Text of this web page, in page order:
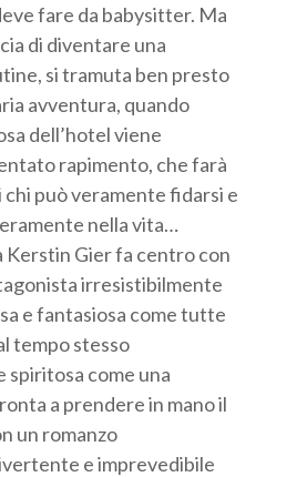
fare da babysitter. Ma
di diventare una
si tramuta ben presto
avventura, quando
dell’hotel viene
rapimento, che farà
chi può veramente fidarsi e
nella vita…
Kerstin Gier fa centro con
irresistibilmente
e fantasiosa come tutte
tempo stesso
come una
a prendere in mano il
un romanzo
e imprevedibile